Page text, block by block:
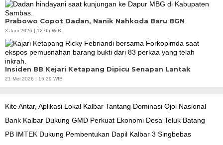
Prabowo Copot Dadan, Nanik Nahkoda Baru BGN
3 Juni 2026 | 12:05 WIB
Insiden BB Kejari Ketapang Dipicu Senapan Lantak
21 Mei 2026 | 15:29 WIB
Kite Antar, Aplikasi Lokal Kalbar Tantang Dominasi Ojol Nasional
Bank Kalbar Dukung GMD Perkuat Ekonomi Desa Teluk Batang
PB IMTEK Dukung Pembentukan Dapil Kalbar 3 Singbebas